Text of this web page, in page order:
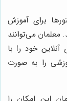
برای آموزش
معلمان می‌توانند
آنلاین خود را با
را به صورت